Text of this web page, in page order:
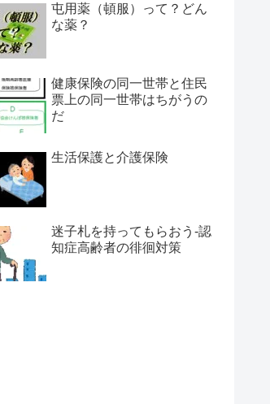
屯用薬（頓服）って？どん
な薬？
健康保険の同一世帯と住民
票上の同一世帯はちがうの
だ
生活保護と介護保険
迷子札を持ってもらおう-認
知症高齢者の徘徊対策